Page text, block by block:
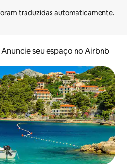
Anuncie seu espaço no Airbnb